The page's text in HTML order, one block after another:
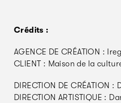
Crédits :
AGENCE DE CRÉATION :
CLIENT : Maison de la
DIRECTION DE CRÉATION :
DIRECTION ARTISTIQUE :